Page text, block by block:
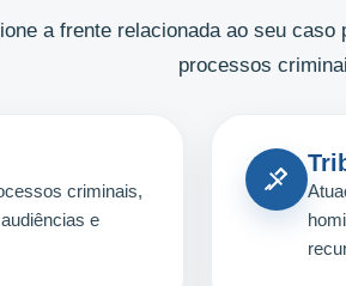
a frente relacionada ao seu
processos
criminais,
e